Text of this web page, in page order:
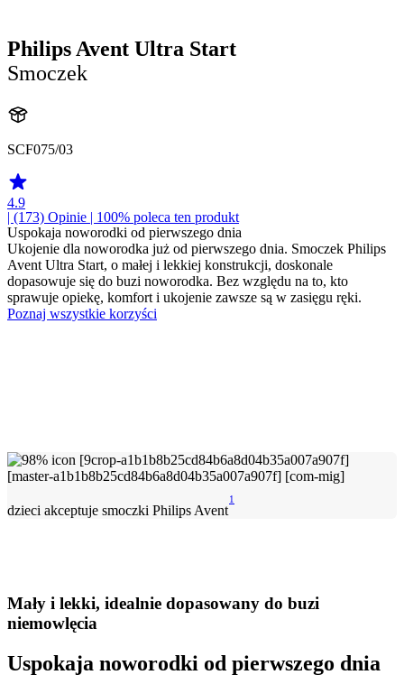
Philips Avent Ultra Start
Smoczek
SCF075/03
4.9
| (173) Opinie | 100% poleca ten produkt
Uspokaja noworodki od pierwszego dnia
Ukojenie dla noworodka już od pierwszego dnia. Smoczek Philips
Avent Ultra Start, o małej i lekkiej konstrukcji, doskonale
dopasowuje się do buzi noworodka. Bez względu na to, kto
sprawuje opiekę, komfort i ukojenie zawsze są w zasięgu ręki.
Poznaj wszystkie korzyści
dzieci akceptuje smoczki Philips Avent
1
Mały i lekki, idealnie dopasowany do buzi
niemowlęcia
Uspokaja noworodki od pierwszego dnia